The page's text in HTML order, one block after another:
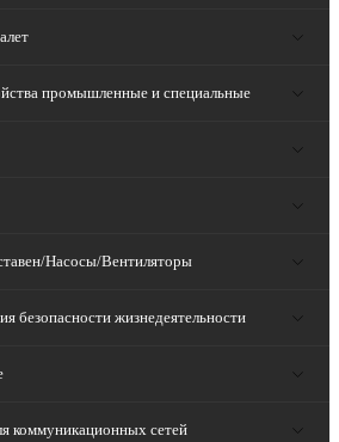
промышленные и специальные
Насосы/Вентиляторы
безопасности жизнедеятельности
коммуникационных сетей